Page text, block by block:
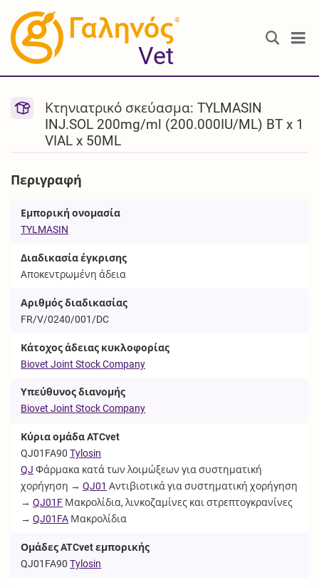
®
Vet
Κτηνιατρικό σκεύασμα: TYLMASIN
INJ.SOL 200mg/ml (200.000IU/ML) BT x 1
VIAL x 50ML
Περιγραφή
Εμπορική ονομασία
TYLMASIN
Διαδικασία έγκρισης
Αποκεντρωμένη άδεια
Αριθμός διαδικασίας
FR/V/0240/001/DC
Κάτοχος άδειας κυκλοφορίας
Biovet Joint Stock Company
Υπεύθυνος διανομής
Biovet Joint Stock Company
Κύρια ομάδα ATCvet
QJ01FA90 Tylosin
QJ Φάρμακα κατά των λοιμώξεων για συστηματική
χορήγηση →QJ01 Αντιβιοτικά για συστηματική χορήγηση
→QJ01F Μακρολίδια, λινκοζαμίνες και στρεπτογκρανίνες
→QJ01FA Μακρολίδια
Ομάδες ATCvet εμπορικής
QJ01FA90 Tylosin